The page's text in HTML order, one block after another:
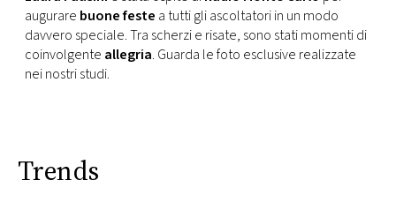
DI
MONACO
augurare buone feste a tutti gli ascoltatori in un modo
davvero speciale. Tra scherzi e risate, sono stati momenti di
coinvolgente allegria. Guarda le foto esclusive realizzate
nei nostri studi.
Trends